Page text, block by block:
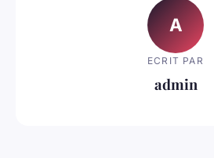
A
ECRIT PAR
admin